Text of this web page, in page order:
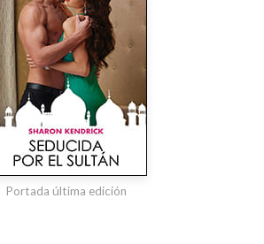
Portada última edición